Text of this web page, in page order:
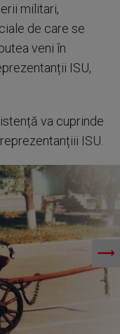
militari,
de care se
veni în
ISU,
va cuprinde
ISU.